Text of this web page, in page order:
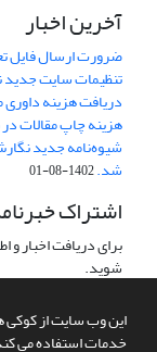
این وب سایت از کوکی
خدمات استفاده می
آخرین اخبار
ضرورت ارسال فایل
تنظیمات سایت جدید
دریافت هزینه داوری
هزینه چاپ مقالات
شیوه‌نامه جدید
شد.1402-08-01
اشتراک
برای دریافت اخبار
شوید.